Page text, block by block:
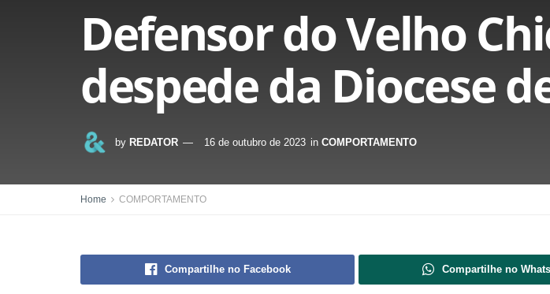
Defensor do Velho
despede da Diocese
by REDATOR 16 de outubro de 2023 in COMPORTAMENTO
Home COMPORTAMENTO
Compartilhe no Facebook Compartilhe no